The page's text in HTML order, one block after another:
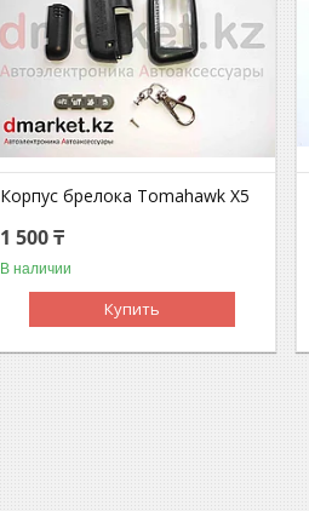
Корпус брелока Tomahawk X5
1 500 ₸
В наличии
Купить